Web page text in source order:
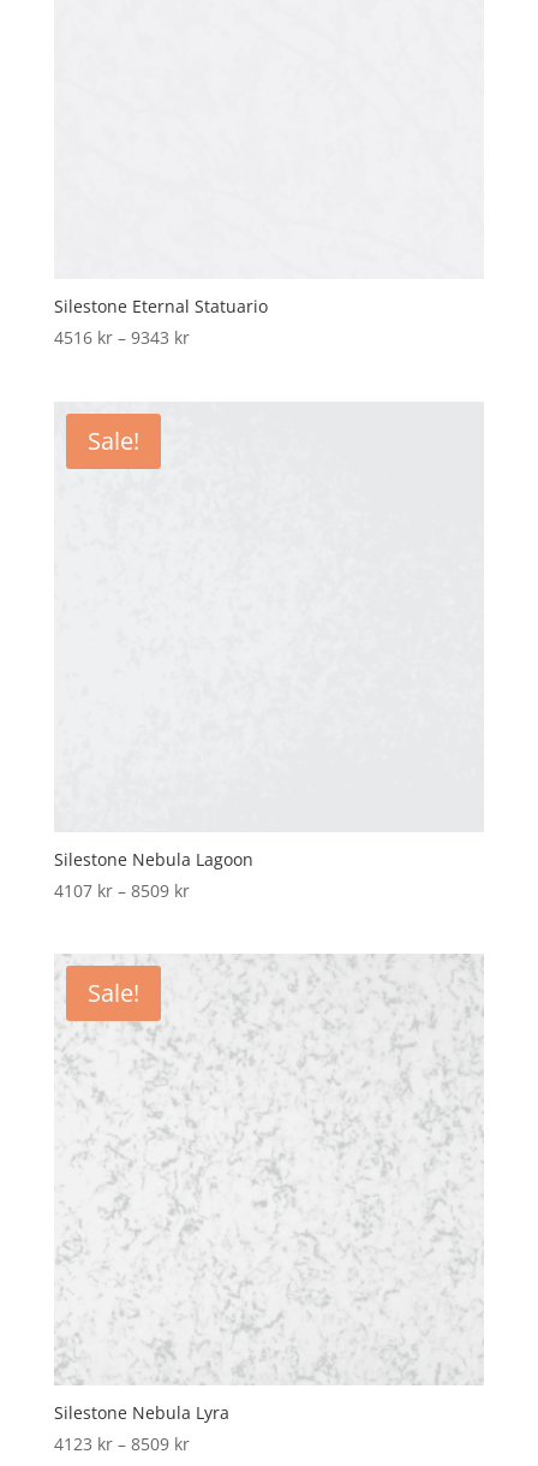
Silestone Eternal Statuario
4516 kr – 9343 krPrice
Sale!
Silestone Nebula Lagoon
4107 kr – 8509 krPrice
through
8509 kr
Sale!
Silestone Nebula Lyra
4123 kr – 8509 krPrice